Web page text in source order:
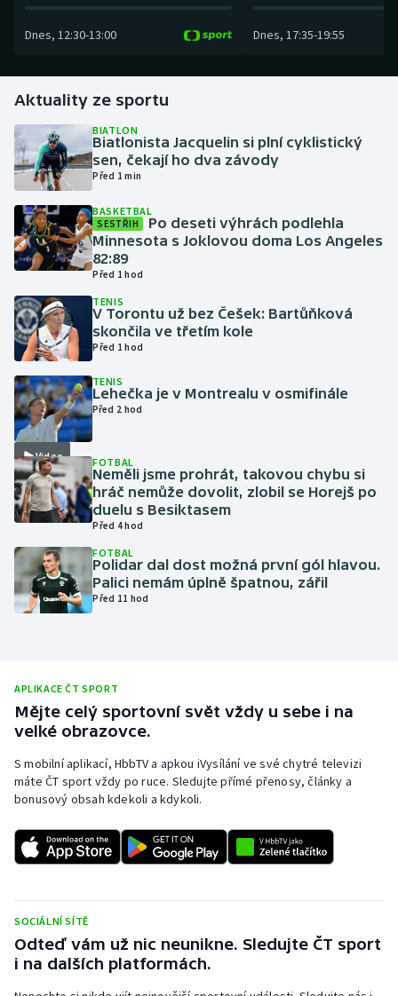
Florbal
Golf
Gymnastika
Házená
Jezdectví
Judo
Krasobruslení
Lezení
Lyže a snowboard
Moderní pětiboj
Motorsport
Olympijské hry
Parasport
Plážový volejbal
Ragby
Rychlobruslení
Rychlostní kanoistika
Short track
Sportovní střelba
Stolní tenis
Dnes, 12:30-13:00 Dnes, 17:35-19:55
Aktuality ze sportu
BIATLON
Biatlonista Jacquelin si plní cyklistický
sen, čekají ho dva závody
Před 1 min
BASKETBAL
SESTŘIH
Po deseti výhrách podlehla
Minnesota s Joklovou doma Los Angeles
82:89
Před 1 hod
TENIS
V Torontu už bez Češek: Bartůňková
skončila ve třetím kole
Před 1 hod
Video
TENIS
Lehečka je v Montrealu v osmifinále
Před 2 hod
FOTBAL
Neměli jsme prohrát, takovou chybu si
hráč nemůže dovolit, zlobil se Horejš po
duelu s Besiktasem
Před 4 hod
FOTBAL
Polidar dal dost možná první gól hlavou.
Palici nemám úplně špatnou, zářil
Před 11 hod
APLIKACE ČT SPORT
Mějte celý sportovní svět vždy u sebe i na
velké obrazovce.
S mobilní aplikací, HbbTV a apkou iVysílání ve své chytré televizi
máte ČT sport vždy po ruce. Sledujte přímé přenosy, články a
bonusový obsah kdekoli a kdykoli.
SOCIÁLNÍ SÍTĚ
Odteď vám už nic neunikne. Sledujte ČT sport
i na dalších platformách.